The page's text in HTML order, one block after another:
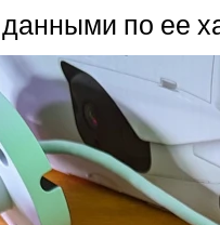
по ее